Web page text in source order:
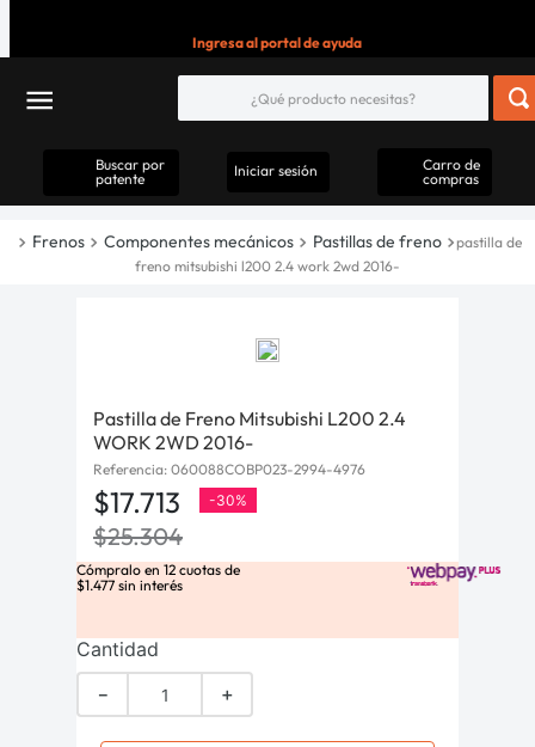
Ingresa al portal de ayuda
Buscar por
patente
Iniciar sesión
Carro de
compras
Frenos Componentes mecánicos Pastillas de freno
pastilla de
freno mitsubishi l200 2.4 work 2wd 2016-
Pastilla de Freno Mitsubishi L200 2.4
WORK 2WD 2016-
Referencia: 060088COBP023-2994-4976
$17.713 -30%
$25.304
Cómpralo en 12 cuotas de
$1.477 sin interés
Cantidad
＋
－